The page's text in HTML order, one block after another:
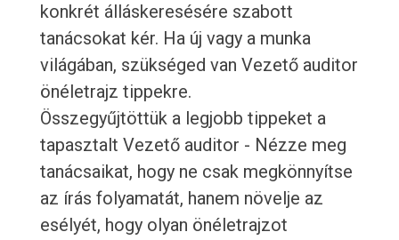
konkrét álláskeresésére szabott
tanácsokat kér. Ha új vagy a munka
világában, szükséged van Vezető auditor
önéletrajz tippekre.
Összegyűjtöttük a legjobb tippeket a
tapasztalt Vezető auditor - Nézze meg
tanácsaikat, hogy ne csak megkönnyítse
az írás folyamatát, hanem növelje az
esélyét, hogy olyan önéletrajzot